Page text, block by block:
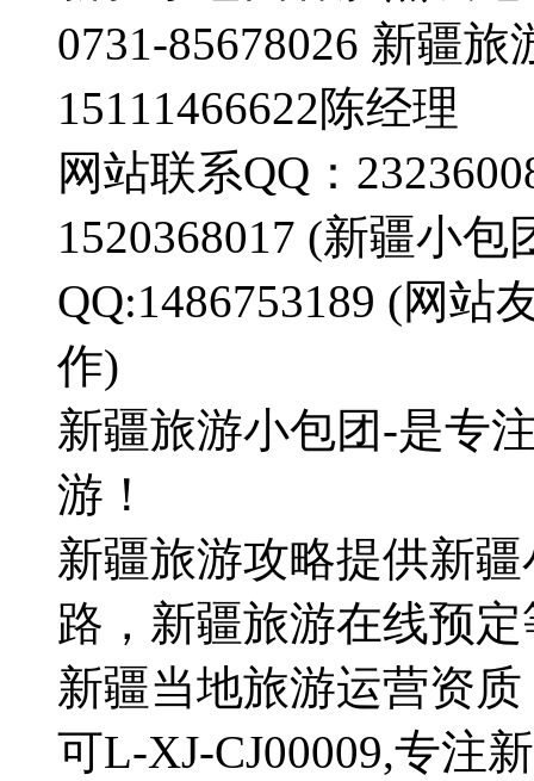
0731-85678026 新疆
15111466622陈经理
网站联系QQ：
1520368017 (新疆小
QQ:1486753189 (网站
作)
新疆旅游小包团-是专
游！
新疆旅游攻略提供新
路，新疆旅游在线预
新疆当地旅游运营资
可L-XJ-CJ00009,专注